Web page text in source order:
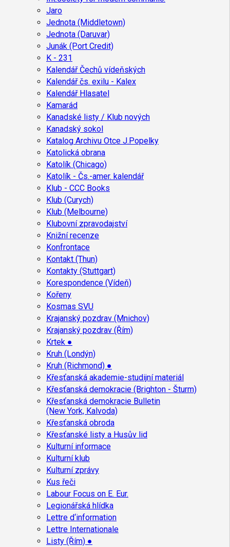
Jaro
Jednota (Middletown)
Jednota (Daruvar)
Junák (Port Credit)
K - 231
Kalendář Čechů vídeňských
Kalendář čs. exilu - Kalex
Kalendář Hlasatel
Kamarád
Kanadské listy / Klub nových
Kanadský sokol
Katalog Archivu Otce J.Popelky
Katolická obrana
Katolík (Chicago)
Katolík - Čs.-amer. kalendář
Klub - CCC Books
Klub (Curych)
Klub (Melbourne)
Klubovní zpravodajství
Knižní recenze
Konfrontace
Kontakt (Thun)
Kontakty (Stuttgart)
Korespondence (Vídeň)
Kořeny
Kosmas SVU
Krajanský pozdrav (Mnichov)
Krajanský pozdrav (Řím)
Krtek ●
Kruh (Londýn)
Kruh (Richmond) ●
Křesťanská akademie-studijní materiál
Křesťanská demokracie (Brighton - Šturm)
Křesťanská demokracie Bulletin
(New York, Kalvoda)
Křesťanská obroda
Křesťanské listy a Husův lid
Kulturní informace
Kulturní klub
Kulturní zprávy
Kus řeči
Labour Focus on E. Eur.
Legionářská hlídka
Lettre d‘information
Lettre Internationale
Listy (Řím) ●